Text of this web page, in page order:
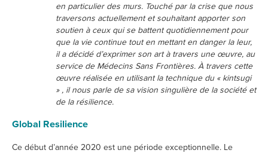
en particulier des murs. Touché par la crise que nous
traversons actuellement et souhaitant apporter son
soutien à ceux qui se battent quotidiennement pour
que la vie continue tout en mettant en danger la leur,
il a décidé d’exprimer son art à travers une œuvre, au
service de Médecins Sans Frontières. À travers cette
œuvre réalisée en utilisant la technique du « kintsugi
» , il nous parle de sa vision singulière de la société et
de la résilience.
Global Resilience
Ce début d’année 2020 est une période exceptionnelle. Le